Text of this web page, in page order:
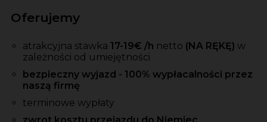
Oferujemy
atrakcyjna stawka 17-19€ /h netto (NA RĘKĘ) w
zależności od umiejętności
bezpieczny wyjazd - 100% wypłacalności przez
naszą firmę
terminowe wypłaty